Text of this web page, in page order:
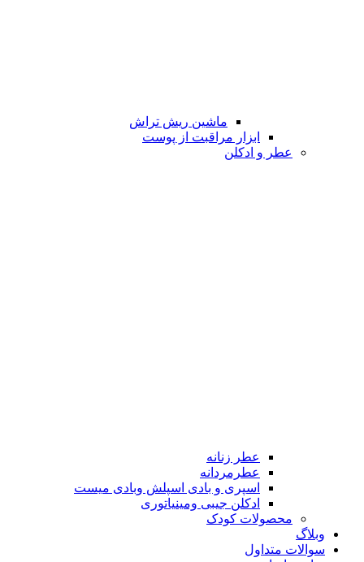
ماشین ریش تراش
ابزار مراقبت از پوست
عطر و ادکلن
عطر زنانه
عطرمردانه
اسپری و بادی اسپلش وبادی میست
ادکلن جیبی ومینیاتوری
محصولات کودک
وبلاگ
سوالات متداول